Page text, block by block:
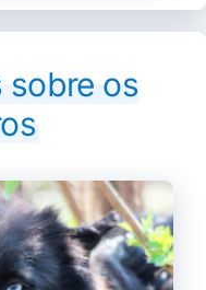
sobre os